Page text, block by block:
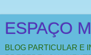
ESPAÇO
BLOG PARTICULAR E